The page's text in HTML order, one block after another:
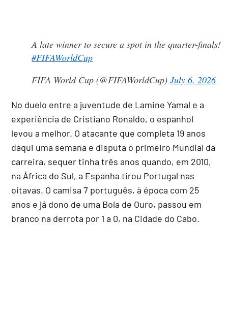
A late winner to secure a spot in the quarter-finals!
#FIFAWorldCup
FIFA World Cup (@FIFAWorldCup)July 6, 2026
No duelo entre a juventude de Lamine Yamal e a
experiência de Cristiano Ronaldo, o espanhol
levou a melhor. O atacante que completa 19 anos
daqui uma semana e disputa o primeiro Mundial da
carreira, sequer tinha três anos quando, em 2010,
na África do Sul, a Espanha tirou Portugal nas
oitavas. O camisa 7 português, à época com 25
anos e já dono de uma Bola de Ouro, passou em
branco na derrota por 1 a 0, na Cidade do Cabo.